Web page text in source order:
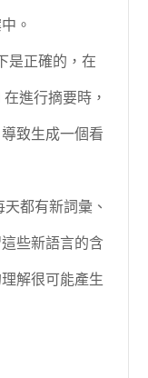
。
是正確的，在
進行摘要時，
致生成一個看
都有新詞彙、
些新語言的含
解很可能產生